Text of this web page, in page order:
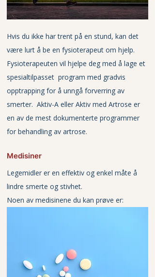
Hvis du ikke har trent på en stund, kan det
være lurt å be en fysioterapeut om hjelp.
Fysioterapeuten vil hjelpe deg med å lage et
spesialtilpasset  program med gradvis
opptrapping for å unngå forverring av
smerter.  Aktiv-A eller Aktiv med Artrose er
en av de mest dokumenterte programmer
for behandling av artrose.
Medisiner
Legemidler er en effektiv og enkel måte å
lindre smerte og stivhet.
Noen av medisinene du kan prøve er: